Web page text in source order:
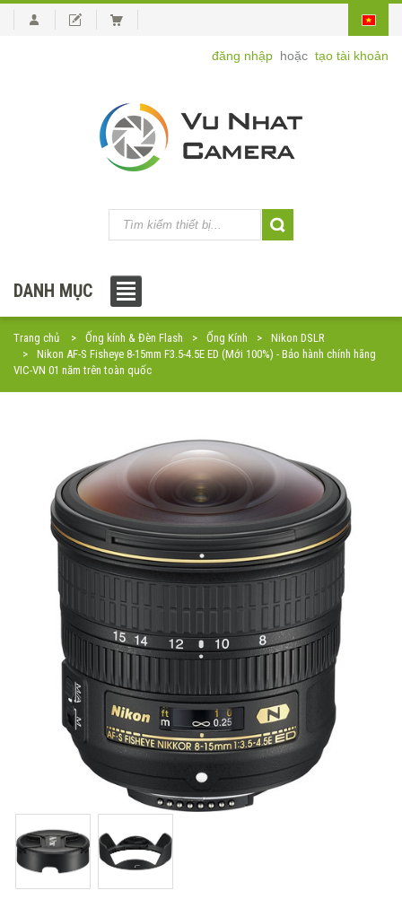
đăng nhập hoặc tạo tài khoản
DANH MỤC
Trang chủ Ống kính & Đèn Flash Ống Kính
Nikon DSLR
Nikon AF-S Fisheye 8-15mm F3.5-4.5E ED (Mới 100%) - Bảo hành chính hãng
VIC-VN 01 năm trên toàn quốc